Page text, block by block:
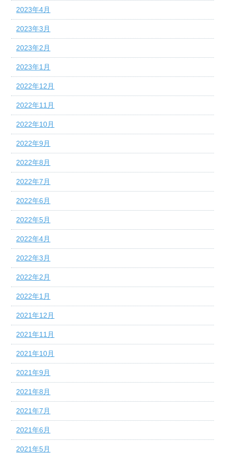
2023年4月
2023年3月
2023年2月
2023年1月
2022年12月
2022年11月
2022年10月
2022年9月
2022年8月
2022年7月
2022年6月
2022年5月
2022年4月
2022年3月
2022年2月
2022年1月
2021年12月
2021年11月
2021年10月
2021年9月
2021年8月
2021年7月
2021年6月
2021年5月